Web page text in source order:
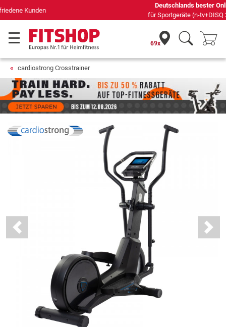
Deutschlands bester Online-Shop
für Sportgeräte (n-tv+DISQ 2016-2024)
69x
cardiostrong Crosstrainer
Previous Next